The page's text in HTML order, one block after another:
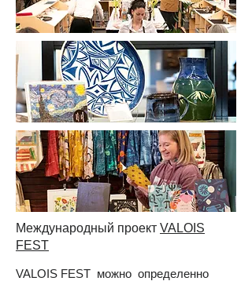
Международный проект VALOIS
FEST
VALOIS FEST можно определенно